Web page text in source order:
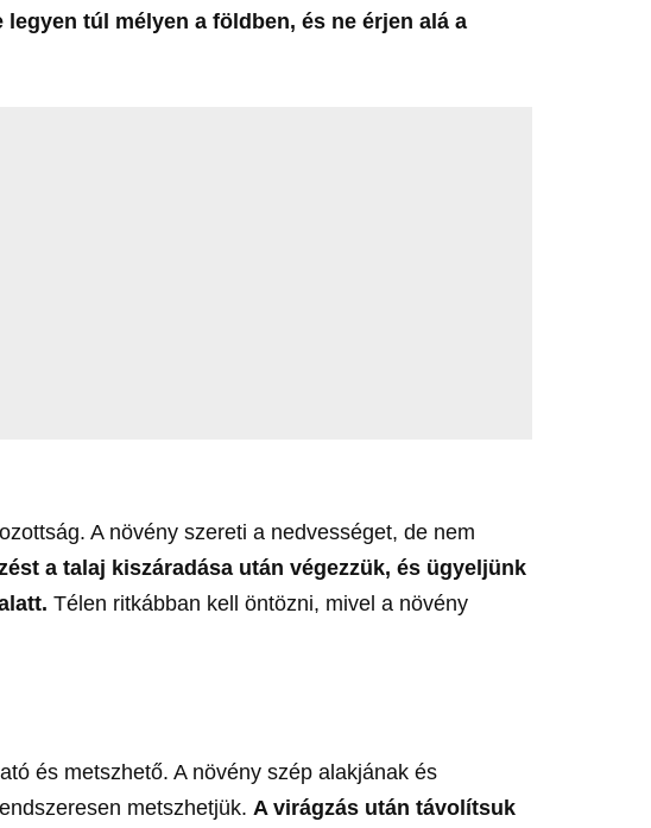
túl mélyen a földben, és ne érjen alá a
A növény szereti a nedvességet, de nem
a talaj kiszáradása után végezzük, és ügyeljünk
Télen ritkábban kell öntözni, mivel a növény
és metszhető. A növény szép alakjának és
metszhetjük.A virágzás után távolítsuk